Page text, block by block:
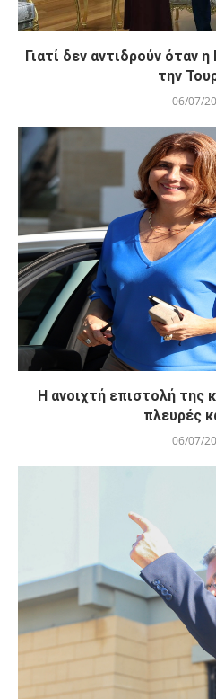
Γιατί δεν αντιδρούν όταν
την
06/07/
Η ανοιχτή επιστολή της
πλευρές
06/07/